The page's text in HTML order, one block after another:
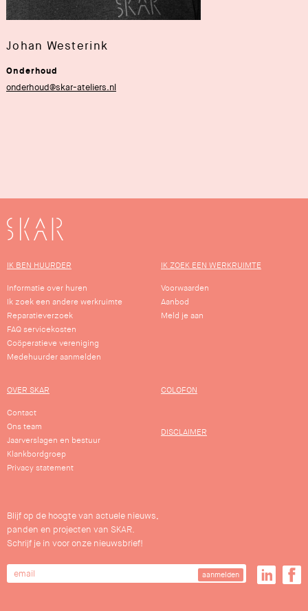
Johan Westerink
Onderhoud
onderhoud@skar-ateliers.nl
SKAR
IK BEN HUURDER
Informatie over huren
Ik zoek een andere werkruimte
Reparatieverzoek
FAQ servicekosten
Coöperatieve vereniging
Medehuurder aanmelden
IK ZOEK EEN WERKRUIMTE
Voorwaarden
Aanbod
Meld je aan
OVER SKAR
Contact
Ons team
Jaarverslagen en bestuur
Klankbordgroep
Privacy statement
COLOFON
DISCLAIMER
Blijf op de hoogte van actuele nieuws,
panden en projecten van SKAR.
Schrijf je in voor onze nieuwsbrief!